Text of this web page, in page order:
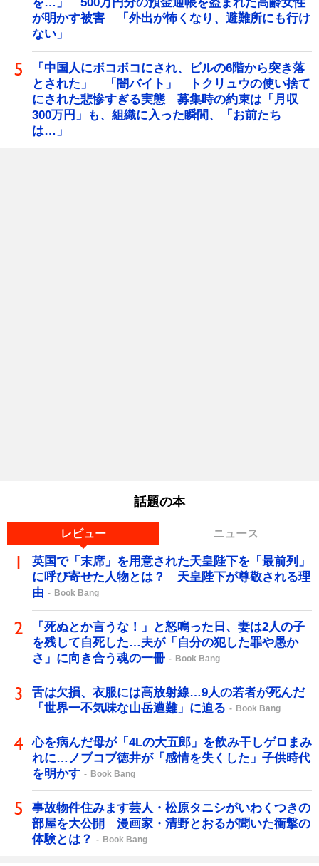
が明かす被害 「外出が怖くなり、避難所にも行け
ない」
「中国人にボコボコにされ、ビルの6階から突き落
とされた」 「闇バイト」 トクリュウの使い捨て
にされた悲惨すぎる実態 募集時の約束は「月収
300万円」も、組織に入った瞬間、「お前たち
は…」
話題の本
レビュー ニュース
英国で「末席」を用意された天皇陛下を「最前列」
に呼び寄せた人物とは？ 天皇陛下が尊敬される理
由
Book Bang
「死ぬとか言うな！」と怒鳴った日、妻は2人の子
を残して自死した…夫が「自分の犯した罪や愚か
さ」に向き合う魂の一冊
Book Bang
舌は欠損、衣服には高放射線…9人の若者が死んだ
「世界一不気味な山岳遭難」に迫る
Book Bang
心を病んだ母が「4Lの大五郎」を飲み干しゲロまみ
れに…ノブコブ徳井が「感情を失くした」子供時代
を明かす
Book Bang
事故物件住みます芸人・松原タニシがいわくつきの
部屋を大公開 漫画家・清野とおるが聞いた衝撃の
体験とは？
Book Bang